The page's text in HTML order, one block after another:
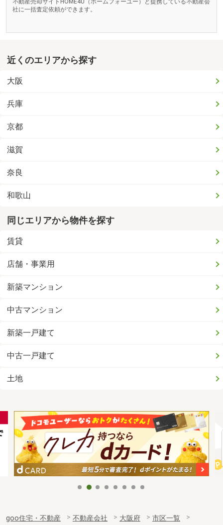
不動産売却サイトHOME4U（ホームフォーユー）と提携している不動産会
社に一括査定依頼ができます。
近くのエリアから探す
大阪
兵庫
京都
滋賀
奈良
和歌山
同じエリアから物件を探す
賃貸
店舗・事業用
新築マンション
中古マンション
新築一戸建て
中古一戸建て
土地
goo住宅・不動産 不動産会社 大阪府
市区一覧